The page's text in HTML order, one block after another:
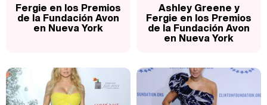
Fergie en los Premios
de la Fundación Avon
en Nueva York
Ashley Greene y
Fergie en los Premios
de la Fundación Avon
en Nueva York